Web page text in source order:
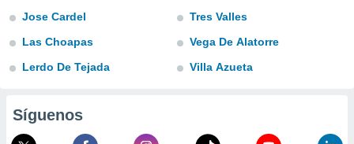
y
disponible
Jose Cardel
Las Choapas
Lerdo De Tejada
Tres Valles
Vega De Alatorre
Villa Azueta
Síguenos